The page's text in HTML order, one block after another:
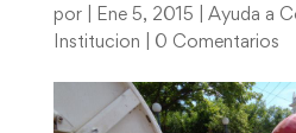
por Ene 5, 2015
Ayuda a
Institucion
0 Comentarios